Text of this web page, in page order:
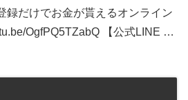
録だけでお金が貰えるオンライン
OgfPQ5TZabQ 【公式LINE …